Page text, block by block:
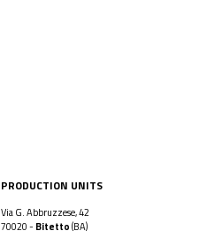
PRODUCTION UNITS
Via G. Abbruzzese, 42
70020 - Bitetto(BA)